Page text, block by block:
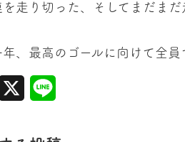
を走り切った、そしてまだま
年、最高のゴールに向けて全員